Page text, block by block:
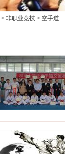
> 非职业竞技 > 空手道